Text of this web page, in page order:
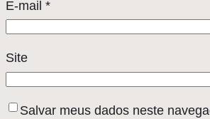
E-mail *
Site
Salvar meus dados neste